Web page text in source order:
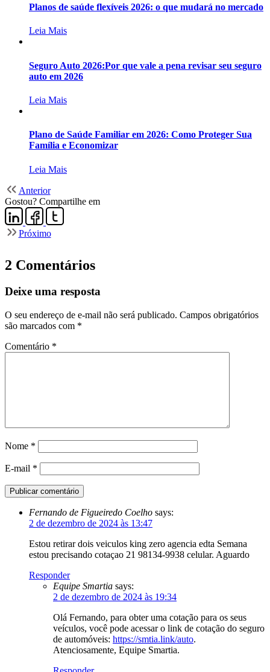
Planos de saúde flexíveis 2026: o que mudará no mercado
Leia Mais
Seguro Auto 2026:Por que vale a pena revisar seu seguro
auto em 2026
Leia Mais
Plano de Saúde Familiar em 2026: Como Proteger Sua
Família e Economizar
Leia Mais
Anterior
Gostou? Compartilhe em
Próximo
2 Comentários
Deixe uma resposta
O seu endereço de e-mail não será publicado. Campos obrigatórios
são marcados com *
Comentário *
Nome *
E-mail *
Fernando de Figueiredo Coelho says:
2 de dezembro de 2024 às 13:47
Estou retirar dois veiculos king zero agencia edta Semana
estou precisando cotaçao 21 98134-9938 celular. Aguardo
Responder
Equipe Smartia says:
2 de dezembro de 2024 às 19:34
Olá Fernando, para obter uma cotação para os seus
veículos, você pode acessar o link de cotação do seguro
de automóveis: https://smtia.link/auto.
Atenciosamente, Equipe Smartia.